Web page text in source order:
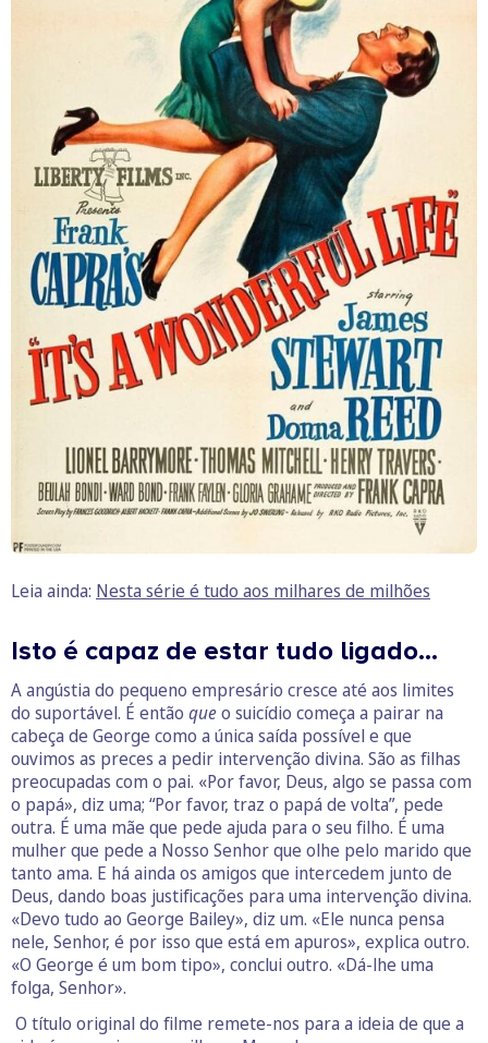
Leia ainda: Nesta série é tudo aos milhares de milhões
Isto é capaz de estar tudo ligado…
A angústia do pequeno empresário cresce até aos limites
do suportável. É então queo suicídio começa a pairar na
cabeça de George como a única saída possível e que
ouvimos as preces a pedir intervenção divina. São as filhas
preocupadas com o pai. «Por favor, Deus, algo se passa com
o papá», diz uma; “Por favor, traz o papá de volta”, pede
outra. É uma mãe que pede ajuda para o seu filho. É uma
mulher que pede a Nosso Senhor que olhe pelo marido que
tanto ama. E há ainda os amigos que intercedem junto de
Deus, dando boas justificações para uma intervenção divina.
«Devo tudo ao George Bailey», diz um. «Ele nunca pensa
nele, Senhor, é por isso que está em apuros», explica outro.
«O George é um bom tipo», conclui outro. «Dá-lhe uma
folga, Senhor».
O título original do filme remete-nos para a ideia de que a